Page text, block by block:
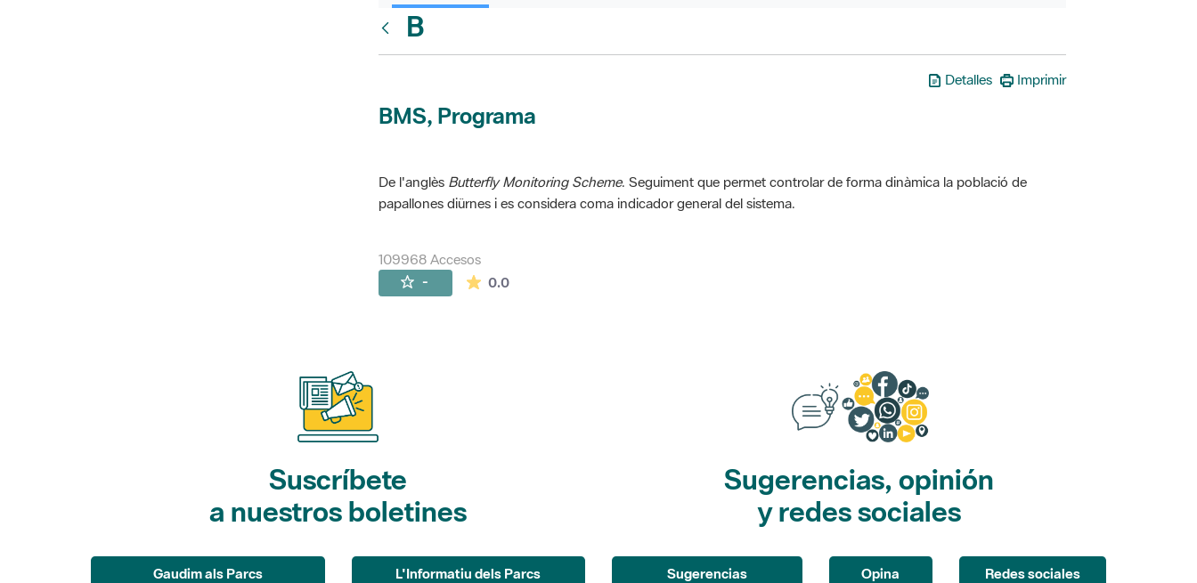
B
Detalles Imprimir
BMS, Programa
De l'anglès Butterfly Monitoring Scheme. Seguiment que permet controlar de forma dinàmica la població de
papallones diürnes i es considera coma indicador general del sistema.
109968 Accesos
- 0.0La valoración media es de 0 estrellas de 5.
Suscríbete
a nuestros boletines
Gaudim als Parcs L'Informatiu dels Parcs
Sugerencias, opinión
y redes sociales
Sugerencias Opina Redes sociales